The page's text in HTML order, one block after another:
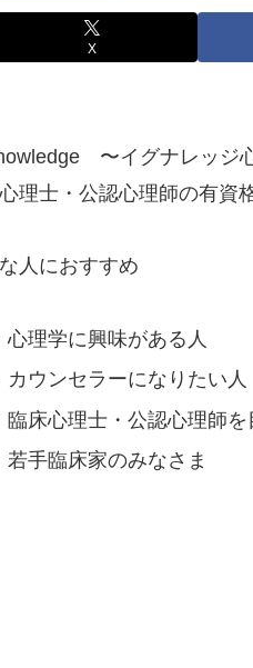
X
〜イグナレッジ
理士・公認心理師の有資
人におすすめ
心理学に興味がある人
カウンセラーになりたい人
臨床心理士・公認心理師を
若手臨床家のみなさま